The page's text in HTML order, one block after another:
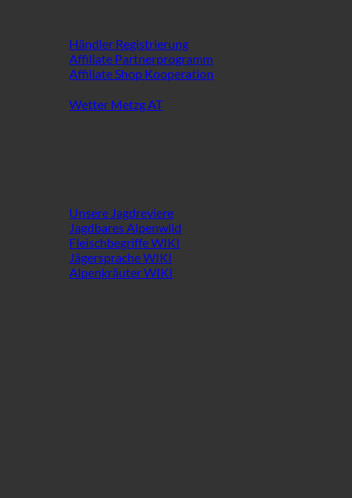
Händler Registrierung
Affiliate Partnerprogramm
Affiliate Shop Kooperation
Wetter Metzg AT
Unsere Jagdreviere
Jagdbares Alpenwild
Fleischbegriffe WIKI
Jägersprache WIKI
Alpenkräuter WIKI